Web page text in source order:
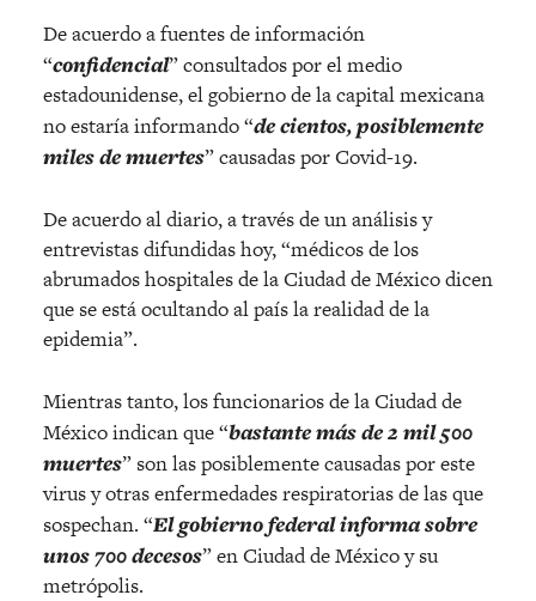
De acuerdo a fuentes de información
“confidencial” consultados por el medio
estadounidense, el gobierno de la capital mexicana
no estaría informando “de cientos, posiblemente
miles de muertes” causadas por Covid-19.
De acuerdo al diario, a través de un análisis y
entrevistas difundidas hoy, “médicos de los
abrumados hospitales de la Ciudad de México dicen
que se está ocultando al país la realidad de la
epidemia”.
Mientras tanto, los funcionarios de la Ciudad de
México indican que “bastante más de 2 mil 500
muertes” son las posiblemente causadas por este
virus y otras enfermedades respiratorias de las que
sospechan. “El gobierno federal informa sobre
unos 700 decesos” en Ciudad de México y su
metrópolis.